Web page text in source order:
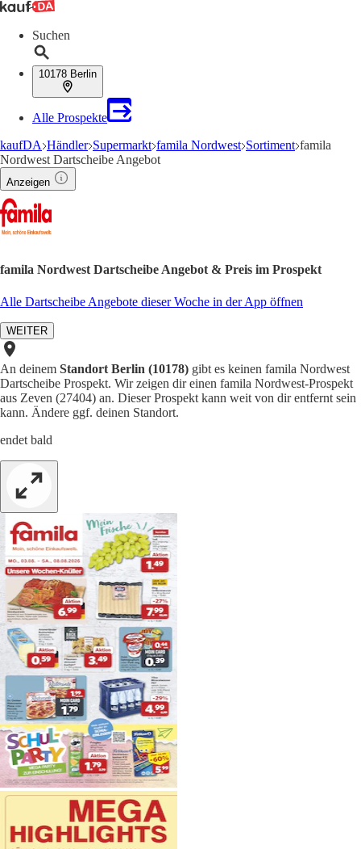
Suchen
10178 Berlin
Alle Prospekte
kaufDA Händler Supermarkt famila Nordwest Sortiment famila
Nordwest Dartscheibe Angebot
Anzeigen
famila Nordwest Dartscheibe Angebot & Preis im Prospekt
Alle Dartscheibe Angebote dieser Woche in der App öffnen
WEITER
An deinem Standort Berlin (10178) gibt es keinen famila Nordwest
Dartscheibe Prospekt. Wir zeigen dir einen famila Nordwest-Prospekt
aus Zeven (27404) an. Dieser Prospekt kann weit von dir entfernt sein
kann. Ändere ggf. deinen Standort.
endet bald